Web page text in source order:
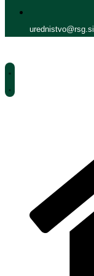
urednistvo@rsg.si